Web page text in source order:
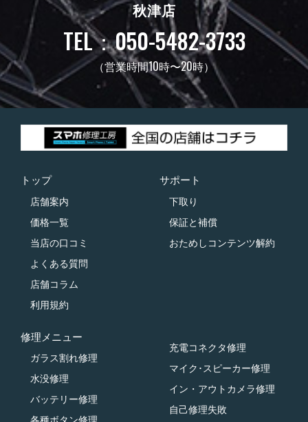
秋津店
TEL：050-5482-3733
（営業時間10時〜20時）
トップ
店舗案内
価格一覧
当店の口コミ
よくある質問
店舗コラム
利用規約
サポート
下取り
保証と補償
おためしコンテンツ解約
修理メニュー
ガラス割れ修理
水没修理
バッテリー修理
充電コネクタ修理
マイク･スピーカー修理
イン・アウトカメラ修理
自己修理失敗